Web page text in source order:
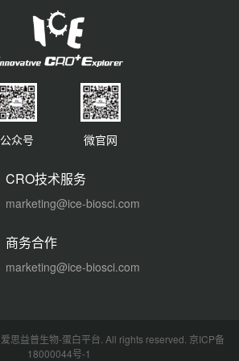
公众号 微官网
CRO技术服务
marketing@ice-biosci.com
商务合作
marketing@ice-biosci.com
爱思益普生物-蛋白平台 . All rights reserved. 京ICP备
18000044号-1